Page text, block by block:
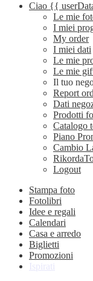
Ciao {{
Le mie
I miei
My order
I miei dati
Le mie
Le mie
Il tuo
Report
Dati
Prodotti
Catalogo
Piano
Cambio
Logout
Stampa foto
Fotolibri
Idee e regali
Calendari
Casa e arredo
Biglietti
Promozioni
Ispirati